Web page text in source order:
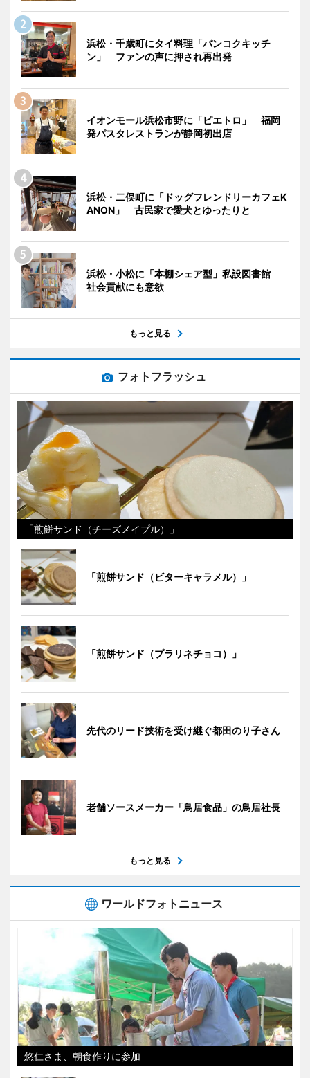
浜松・千歳町にタイ料理「バンコクキッチ
ン」 ファンの声に押され再出発
イオンモール浜松市野に「ピエトロ」 福岡
発パスタレストランが静岡初出店
浜松・二俣町に「ドッグフレンドリーカフェK
ANON」 古民家で愛犬とゆったりと
浜松・小松に「本棚シェア型」私設図書館
社会貢献にも意欲
もっと見る
フォトフラッシュ
「煎餅サンド（チーズメイプル）」
「煎餅サンド（ビターキャラメル）」
「煎餅サンド（プラリネチョコ）」
先代のリード技術を受け継ぐ都田のり子さん
老舗ソースメーカー「鳥居食品」の鳥居社長
もっと見る
ワールドフォトニュース
悠仁さま、朝食作りに参加